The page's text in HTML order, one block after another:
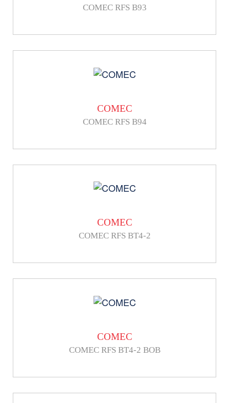
COMEC RFS B93
COMEC
COMEC RFS B94
COMEC
COMEC RFS BT4-2
COMEC
COMEC RFS BT4-2 BOB